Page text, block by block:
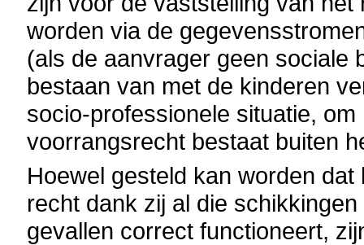
worden via de
(als de aanvrager geen sociale
bestaan van met de kinderen
socio-professionele situatie,
voorrangsrecht bestaat buiten
Hoewel gesteld kan worden
recht dank zij al die
gevallen correct functioneert,